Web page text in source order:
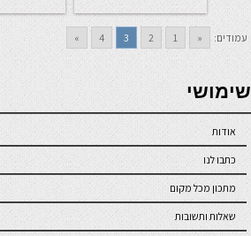
עמודים: «
1
2
3
4
»
seriöse online casinos österreich
שימושי
אודות
כתבו לנו
מתכון מכל מקום
שאלות ותשובות